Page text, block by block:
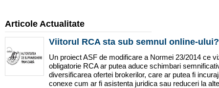
Articole Actualitate
Viitorul RCA sta sub semnul online-ului?
Un proiect ASF de modificare a Normei 23/2014 ce
obligatorie RCA ar putea aduce schimbari
diversificarea ofertei brokerilor, care ar putea fi
conexe cum ar fi asistenta juridica sau reduceri la